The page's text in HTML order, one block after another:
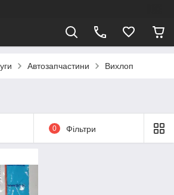
Автозапчастини Вихлоп
0 Фільтри